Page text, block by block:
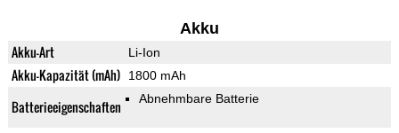
Akku
Akku-Art Li-Ion
Akku-Kapazität (mAh) 1800 mAh
Batterieeigenschaften Abnehmbare Batterie